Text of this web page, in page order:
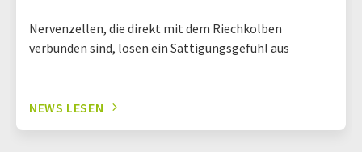
Nervenzellen, die direkt mit dem Riechkolben
verbunden sind, lösen ein Sättigungsgefühl aus
NEWS LESEN